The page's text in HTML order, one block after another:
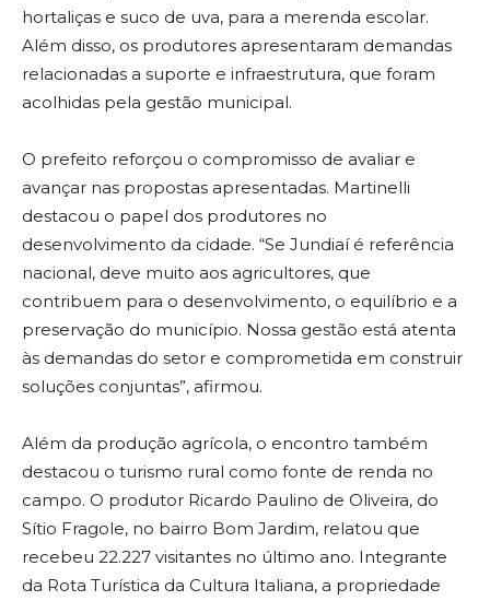
hortaliças e suco de uva, para a merenda escolar.
Além disso, os produtores apresentaram demandas
relacionadas a suporte e infraestrutura, que foram
acolhidas pela gestão municipal.
O prefeito reforçou o compromisso de avaliar e
avançar nas propostas apresentadas. Martinelli
destacou o papel dos produtores no
desenvolvimento da cidade. “Se Jundiaí é referência
nacional, deve muito aos agricultores, que
contribuem para o desenvolvimento, o equilíbrio e a
preservação do município. Nossa gestão está atenta
às demandas do setor e comprometida em construir
soluções conjuntas”, afirmou.
Além da produção agrícola, o encontro também
destacou o turismo rural como fonte de renda no
campo. O produtor Ricardo Paulino de Oliveira, do
Sítio Fragole, no bairro Bom Jardim, relatou que
recebeu 22.227 visitantes no último ano. Integrante
da Rota Turística da Cultura Italiana, a propriedade